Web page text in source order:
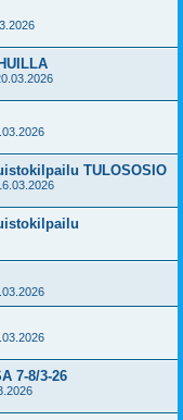
TULOSOSIO
7-8/3-26